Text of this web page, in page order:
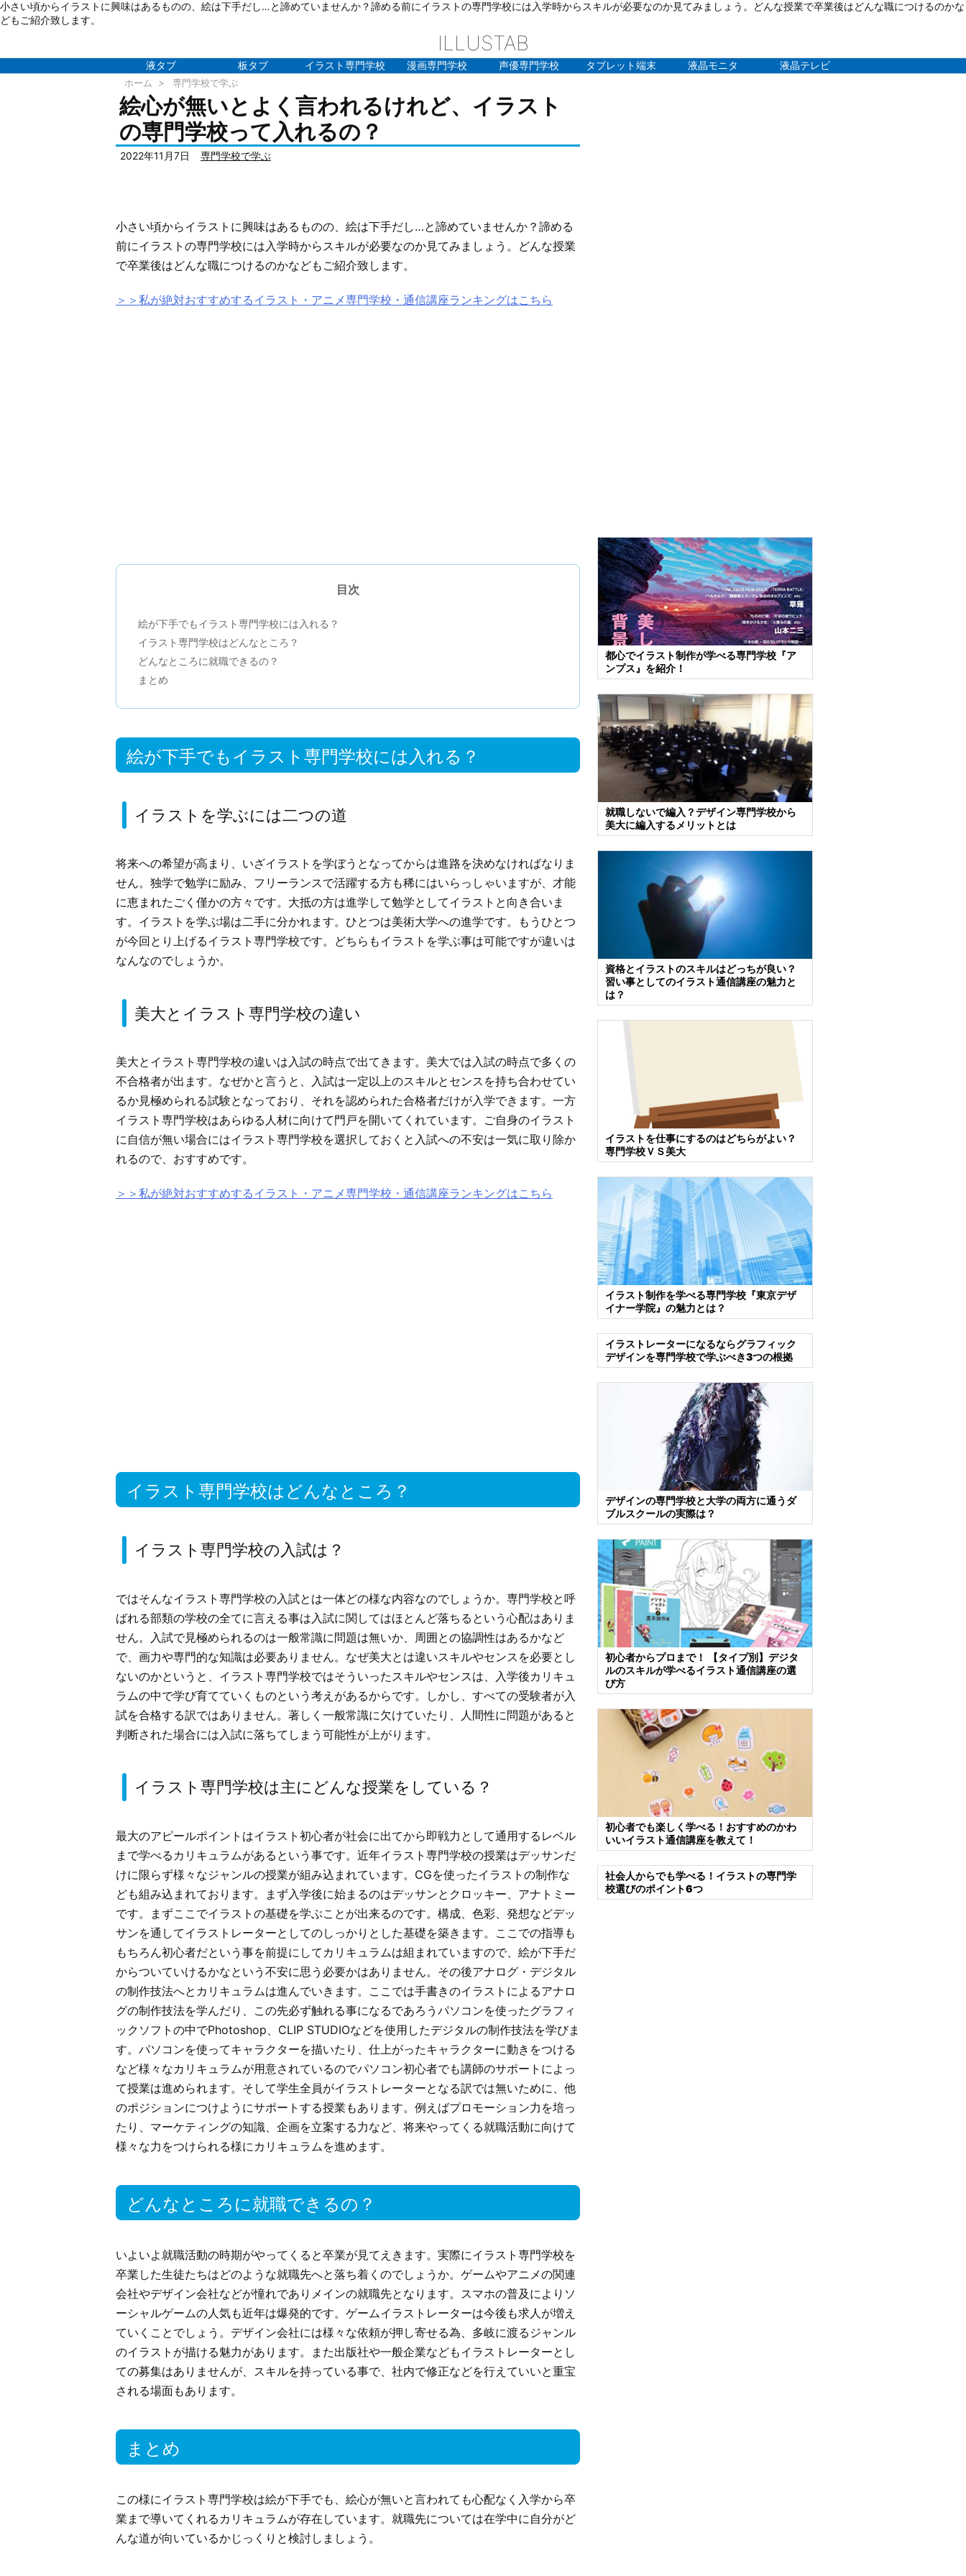
小さい頃からイラストに興味はあるものの、絵は下手だし…と諦めていませんか？諦める前にイラストの専門学校には入学時からスキルが必要なのか見てみましょう。どんな授業で卒業後はどんな職につけるのかな
どもご紹介致します。
ILLUSTAB
液タブ 板タブ イラスト専門学校 漫画専門学校 声優専門学校 タブレット端末 液晶モニタ 液晶テレビ
ホーム > 専門学校で学ぶ
絵心が無いとよく言われるけれど、イラスト
の専門学校って入れるの？
2022年11月7日 専門学校で学ぶ
小さい頃からイラストに興味はあるものの、絵は下手だし…と諦めていませんか？諦める
前にイラストの専門学校には入学時からスキルが必要なのか見てみましょう。どんな授業
で卒業後はどんな職につけるのかなどもご紹介致します。
＞＞私が絶対おすすめするイラスト・アニメ専門学校・通信講座ランキングはこちら
目次
絵が下手でもイラスト専門学校には入れる？
イラスト専門学校はどんなところ？
どんなところに就職できるの？
まとめ
絵が下手でもイラスト専門学校には入れる？
イラストを学ぶには二つの道
将来への希望が高まり、いざイラストを学ぼうとなってからは進路を決めなければなりま
せん。独学で勉学に励み、フリーランスで活躍する方も稀にはいらっしゃいますが、才能
に恵まれたごく僅かの方々です。大抵の方は進学して勉学としてイラストと向き合いま
す。イラストを学ぶ場は二手に分かれます。ひとつは美術大学への進学です。もうひとつ
が今回とり上げるイラスト専門学校です。どちらもイラストを学ぶ事は可能ですが違いは
なんなのでしょうか。
美大とイラスト専門学校の違い
美大とイラスト専門学校の違いは入試の時点で出てきます。美大では入試の時点で多くの
不合格者が出ます。なぜかと言うと、入試は一定以上のスキルとセンスを持ち合わせてい
るか見極められる試験となっており、それを認められた合格者だけが入学できます。一方
イラスト専門学校はあらゆる人材に向けて門戸を開いてくれています。ご自身のイラスト
に自信が無い場合にはイラスト専門学校を選択しておくと入試への不安は一気に取り除か
れるので、おすすめです。
＞＞私が絶対おすすめするイラスト・アニメ専門学校・通信講座ランキングはこちら
イラスト専門学校はどんなところ？
イラスト専門学校の入試は？
ではそんなイラスト専門学校の入試とは一体どの様な内容なのでしょうか。専門学校と呼
ばれる部類の学校の全てに言える事は入試に関してはほとんど落ちるという心配はありま
せん。入試で見極められるのは一般常識に問題は無いか、周囲との協調性はあるかなど
で、画力や専門的な知識は必要ありません。なぜ美大とは違いスキルやセンスを必要とし
ないのかというと、イラスト専門学校ではそういったスキルやセンスは、入学後カリキュ
ラムの中で学び育てていくものという考えがあるからです。しかし、すべての受験者が入
試を合格する訳ではありません。著しく一般常識に欠けていたり、人間性に問題があると
判断された場合には入試に落ちてしまう可能性が上がります。
イラスト専門学校は主にどんな授業をしている？
最大のアピールポイントはイラスト初心者が社会に出てから即戦力として通用するレベル
まで学べるカリキュラムがあるという事です。近年イラスト専門学校の授業はデッサンだ
けに限らず様々なジャンルの授業が組み込まれています。CGを使ったイラストの制作な
ども組み込まれております。まず入学後に始まるのはデッサンとクロッキー、アナトミー
です。まずここでイラストの基礎を学ぶことが出来るのです。構成、色彩、発想などデッ
サンを通してイラストレーターとしてのしっかりとした基礎を築きます。ここでの指導も
もちろん初心者だという事を前提にしてカリキュラムは組まれていますので、絵が下手だ
からついていけるかなという不安に思う必要かはありません。その後アナログ・デジタル
の制作技法へとカリキュラムは進んでいきます。ここでは手書きのイラストによるアナロ
グの制作技法を学んだり、この先必ず触れる事になるであろうパソコンを使ったグラフィ
ックソフトの中でPhotoshop、CLIP STUDIOなどを使用したデジタルの制作技法を学びま
す。パソコンを使ってキャラクターを描いたり、仕上がったキャラクターに動きをつける
など様々なカリキュラムが用意されているのでパソコン初心者でも講師のサポートによっ
て授業は進められます。そして学生全員がイラストレーターとなる訳では無いために、他
のポジションにつけようにサポートする授業もあります。例えばプロモーション力を培っ
たり、マーケティングの知識、企画を立案する力など、将来やってくる就職活動に向けて
様々な力をつけられる様にカリキュラムを進めます。
どんなところに就職できるの？
いよいよ就職活動の時期がやってくると卒業が見てえきます。実際にイラスト専門学校を
卒業した生徒たちはどのような就職先へと落ち着くのでしょうか。ゲームやアニメの関連
会社やデザイン会社などが憧れでありメインの就職先となります。スマホの普及によりソ
ーシャルゲームの人気も近年は爆発的です。ゲームイラストレーターは今後も求人が増え
ていくことでしょう。デザイン会社には様々な依頼が押し寄せる為、多岐に渡るジャンル
のイラストが描ける魅力があります。また出版社や一般企業などもイラストレーターとし
ての募集はありませんが、スキルを持っている事で、社内で修正などを行えていいと重宝
される場面もあります。
まとめ
この様にイラスト専門学校は絵が下手でも、絵心が無いと言われても心配なく入学から卒
業まで導いてくれるカリキュラムが存在しています。就職先については在学中に自分がど
んな道が向いているかじっくりと検討しましょう。
都心でイラスト制作が学べる専門学校『ア
ンプス』を紹介！
就職しないで編入？デザイン専門学校から
美大に編入するメリットとは
資格とイラストのスキルはどっちが良い？
習い事としてのイラスト通信講座の魅力と
は？
イラストを仕事にするのはどちらがよい？
専門学校ＶＳ美大
イラスト制作を学べる専門学校『東京デザ
イナー学院』の魅力とは？
イラストレーターになるならグラフィック
デザインを専門学校で学ぶべき3つの根拠
デザインの専門学校と大学の両方に通うダ
ブルスクールの実際は？
初心者からプロまで！ 【タイプ別】デジタ
ルのスキルが学べるイラスト通信講座の選
び方
初心者でも楽しく学べる！おすすめのかわ
いいイラスト通信講座を教えて！
社会人からでも学べる！イラストの専門学
校選びのポイント6つ